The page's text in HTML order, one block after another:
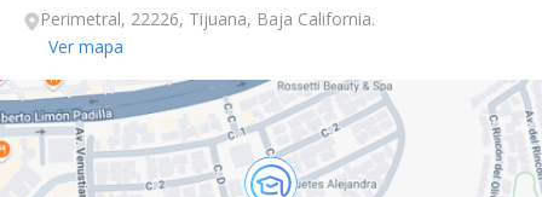
Perimetral, 22226, Tijuana, Baja California.
Ver mapa